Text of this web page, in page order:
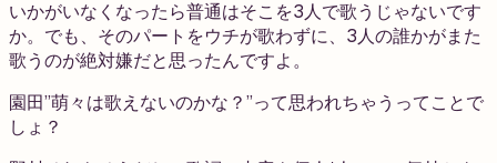
いかがいなくなったら普通はそこを3人で歌うじゃないです
か。でも、そのパートをウチが歌わずに、3人の誰かがまた
歌うのが絶対嫌だと思ったんですよ。
園田”萌々は歌えないのかな？”って思われちゃうってことで
しょ？